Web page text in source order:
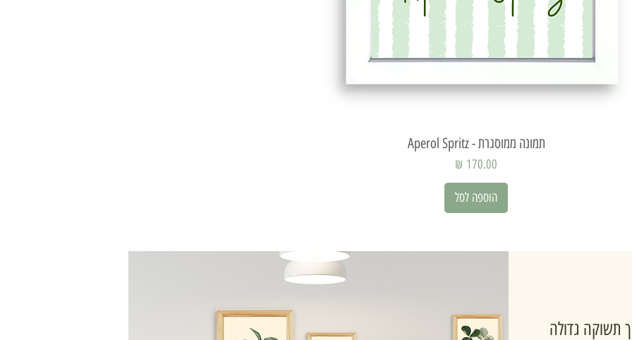
תצוגה מהירה
תמונה ממוסגרת - Aperol Spritz
מחיר
הוספה לסל
הקמנו ב-2020 מתוך תשוקה גדולה